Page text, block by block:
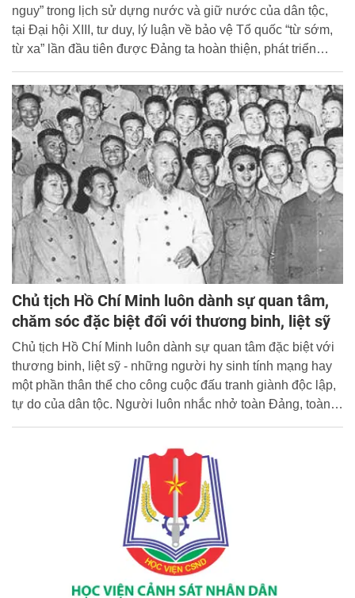
nguy” trong lịch sử dựng nước và giữ nước của dân tộc,
tại Đại hội XIII, tư duy, lý luận về bảo vệ Tổ quốc “từ sớm,
từ xa” lần đầu tiên được Đảng ta hoàn thiện, phát triển
biểu toàn quốc, trở thành tư tưởng chỉ đạo, phương châm
hành động của toàn Đảng, toàn quân, toàn dân trong bảo
vệ và phát triển đất nước phồn vinh, hạnh phúc.
Chủ tịch Hồ Chí Minh luôn dành sự quan tâm,
chăm sóc đặc biệt đối với thương binh, liệt sỹ
Chủ tịch Hồ Chí Minh luôn dành sự quan tâm đặc biệt với
thương binh, liệt sỹ - những người hy sinh tính mạng hay
một phần thân thể cho công cuộc đấu tranh giành độc lập,
tự do của dân tộc. Người luôn nhắc nhở toàn Đảng, toàn